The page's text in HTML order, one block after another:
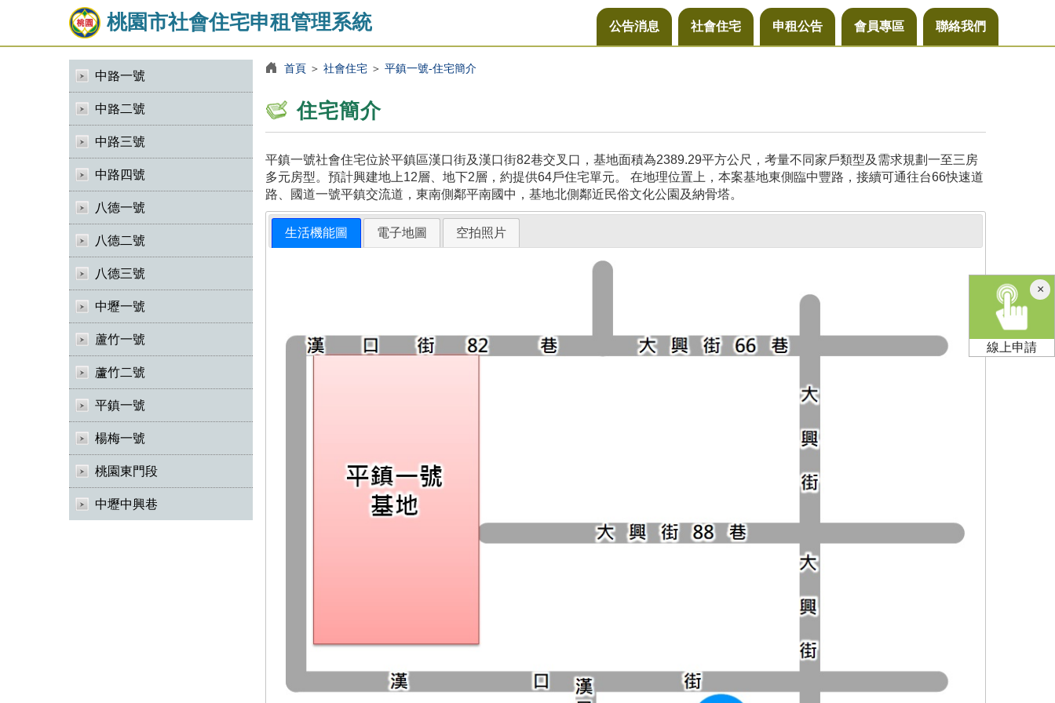
桃園市社會住宅申租管理系統 公告消息 社會住宅 申租公告 會員專區 聯絡我們
中路一號
中路二號
中路三號
中路四號
八德一號
八德二號
八德三號
中壢一號
蘆竹一號
蘆竹二號
平鎮一號
楊梅一號
桃園東門段
中壢中興巷
首頁＞ 社會住宅＞ 平鎮一號-住宅簡介
住宅簡介
平鎮一號社會住宅位於平鎮區漢口街及漢口街82巷交叉口，基地面積為2389.29平方公尺，考量不同家戶類型及需求規劃一至三房
多元房型。預計興建地上12層、地下2層，約提供64戶住宅單元。 在地理位置上，本案基地東側臨中豐路，接續可通往台66快速道
路、國道一號平鎮交流道，東南側鄰平南國中，基地北側鄰近民俗文化公園及納骨塔。
生活機能圖 電子地圖 空拍照片
×關
閉
線上申請